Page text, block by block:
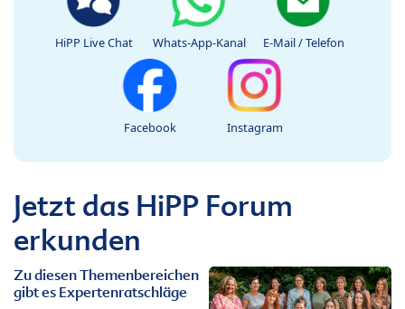
HiPP Live Chat Whats-App-Kanal E-Mail / Telefon
Facebook Instagram
Jetzt das HiPP Forum
erkunden
Zu diesen Themenbereichen
gibt es Expertenratschläge